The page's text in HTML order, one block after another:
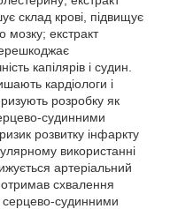
склад крові, підвищує
мозку; екстракт
капілярів і судин.
кардіологи і
розробку як
судинними
розвитку інфаркту
використанні
артеріальний
схвалення
серцево-судинними